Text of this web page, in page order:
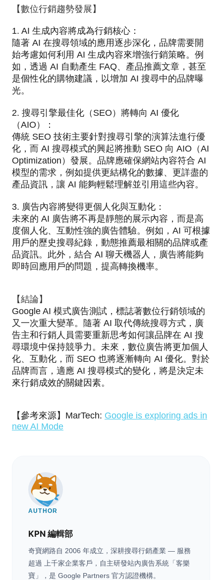
【數位行銷趨勢發展】
1. AI 生成內容將成為行銷核心：
隨著 AI 在搜尋領域的應用逐步深化，品牌需要開
始考慮如何利用 AI 生成內容來增強行銷策略。例
如，透過 AI 自動產生 FAQ、產品推薦文章，甚至
是個性化的購物建議，以增加 AI 搜尋中的品牌曝
光。
2. 搜尋引擎最佳化（SEO）將轉向 AI 優化
（AIO）：
傳統 SEO 技術主要針對搜尋引擎的演算法進行優
化，而 AI 搜尋模式的興起將推動 SEO 向 AIO（AI
Optimization）發展。品牌應確保網站內容符合 AI
模型的需求，例如提供更結構化的數據、更詳盡的
產品資訊，讓 AI 能夠輕鬆理解並引用這些內容。
3. 廣告內容將變得更個人化與互動化：
未來的 AI 廣告將不再是靜態的展示內容，而是高
度個人化、互動性強的廣告體驗。例如，AI 可根據
用戶的歷史搜尋紀錄，動態推薦最相關的品牌或產
品資訊。此外，結合 AI 聊天機器人，廣告將能夠
即時回應用戶的問題，提高轉換機率。
【結論】
Google AI 模式廣告測試，標誌著數位行銷領域的
又一次重大變革。隨著 AI 取代傳統搜尋方式，廣
告主和行銷人員需要重新思考如何讓品牌在 AI 搜
尋環境中保持競爭力。未來，數位廣告將更加個人
化、互動化，而 SEO 也將逐漸轉向 AI 優化。對於
品牌而言，適應 AI 搜尋模式的變化，將是決定未
來行銷成效的關鍵因素。
【參考來源】MarTech: Google is exploring ads in
new AI Mode
AUTHOR
KPN 編輯部
奇寶網路自 2006 年成立，深耕搜尋行銷產業 — 服務
超過 上千家企業客戶，自主研發站內廣告系統「客樂
寶」，是 Google Partners 官方認證機構。